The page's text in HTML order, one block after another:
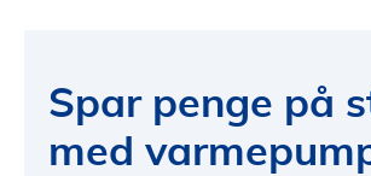
Spar penge på
med